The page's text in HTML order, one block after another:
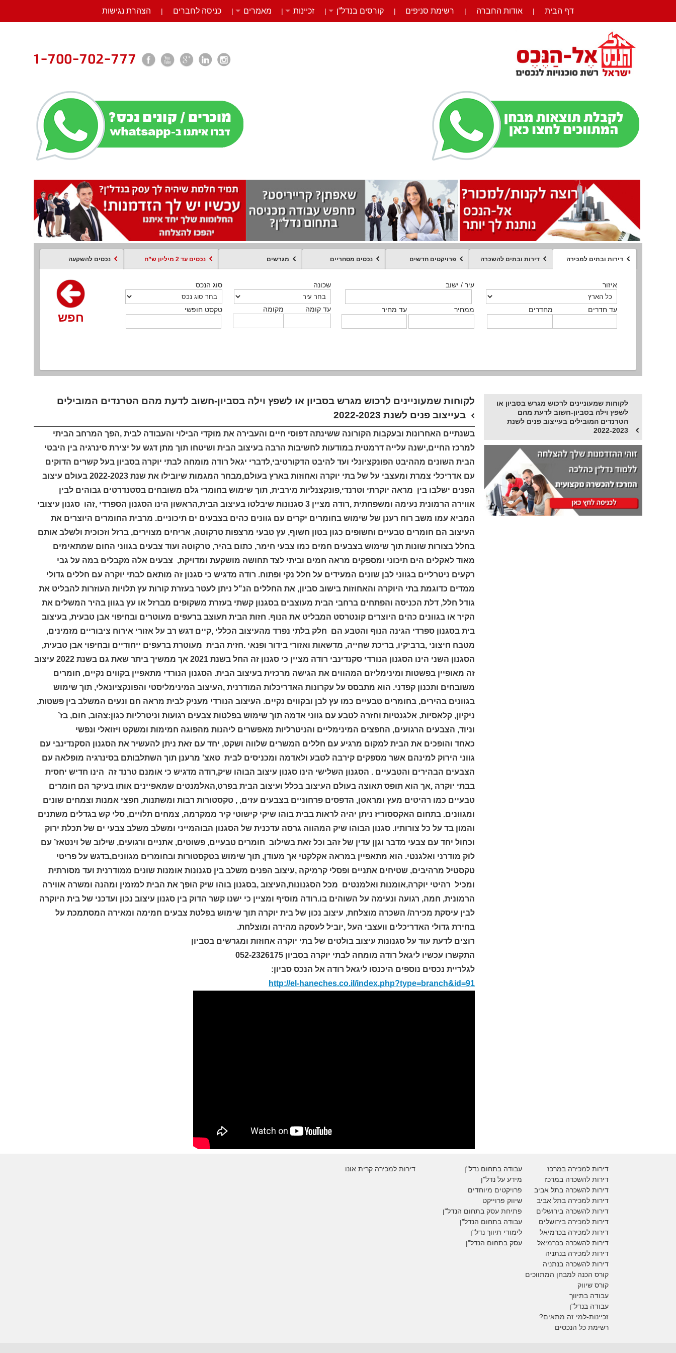
דף הבית | אודות החברה | רשימת סניפים | קורסים בנדל”ן | זכיינות | מאמרים | כניסה לחברים | הצהרת נגישות
דירות ובתים למכירה דירות ובתים להשכרה פרויקטים חדשים נכסים מסחריים מגרשים נכסים עד 2 מיליון ש”ח נכסים להשקעה
איזור
מחדרים עד חדרים
עיר / ישוב
ממחיר עד מחיר
שכונה
מקומה עד קומה
סוג הנכס
טקסט חופשי
חפש
איזור
מחדרים עד חדרים
עיר / ישוב
ממחיר עד מחיר
שכונה
מקומה עד קומה
סוג הנכס
טקסט חופשי
חפש
איזור
מחדרים עד חדרים
עיר / ישוב
ממחיר עד מחיר
שכונה
מקומה עד קומה
סוג הנכס
טקסט חופשי
חפש
איזור
סוג הנכס
עיר / ישוב
ממחיר עד מחיר
שכונה
מקומה עד קומה
סוג עסקה
טקסט חופשי
חפש
סוג הנכס ממחיר מקומה
חפש
איזור
מחדרים עד חדרים
עיר / ישוב
מקומה עד קומה
שכונה
טקסט חופשי
סוג הנכס
חפש
איזור
סוג הנכס
עיר / ישוב
ממחיר עד מחיר
שכונה
מקומה עד קומה
טקסט חופשי
חפש
לקוחות שמעוניינים לרכוש מגרש בסביון או לשפץ וילה בסביון-חשוב לדעת מהם הטרנדים המובילים
בעייצוב פנים לשנת 2022-2023
בשנתיים האחרונות ובעקבות הקורונה ששינתה דפוסי חיים והעבירה את מוקדי הבילוי והעבודה לבית ,הפך המרחב הביתי
למרכז החיים,ישנה עלייה דרמטית במודעות לחשיבות הרבה בעיצוב הבית ושיטחו תוך מתן דגש על יצירת סינרגיה בין היבטי
הבית השונים מההיבט הפונקציונלי ועד להיבט הדקורטיבי,לדברי יגאל רודה מומחה לבתי יוקרה בסביון בעל קשרים הדוקים
עם אדריכלי צמרת ומעצבי על של בתי יוקרה ואחוזות בארץ בעולם,מבחר המגמות שיובילו את שנת 2022-2023 בעולם עיצוב
הפנים ישלבו בין מראה יוקרתי וטרנדי,פונקצנליות מירבית, תוך שימוש בחומרי גלם משובחים בסטנדרטים גבוהים לבין
אווירה הרמונית נעימה ומשפחתית ,רודה מציין 3 סגנונות שיבלטו בעיצוב הבית,הראשון הינו
הסגנון הספרדי ,זהו סגנון עיצובי
המביא עמו משב רוח רענן של שימוש בחומרים יקרים עם גוונים כהים בצבעים ים תיכוניים. מרבית החומרים היוצרים את
העיצוב הם חומרים טבעיים וחשופים כגון בטון חשוף, עץ טבעי מרצפות טרקוטה, אריחים מצוירים, ברזל וזכוכית ולשלב אותם
בחלל בצורות שונות תוך שימוש בצבעים חמים כמו צבעי חימר, כתום בהיר, טרקוטה ועוד צבעים בגווני החום שמתאימים
מאוד לאקלים הים תיכוני ומספקים מראה חמים וביתי לצד תחושה מושקעת ומדויקת, צבעים אלה מקבלים במה על גבי
רקעים ניטרליים בגווני לבן שונים המעידים על חלל נקי ופתוח. רודה מדגיש כי סגנון זה מותאם לבתי יוקרה עם חללים גדולי
ממדים כדוגמת בתי היוקרה והאחוזות בישוב סביון, את החללים הנ"לניתן לעטר בעזרת קורות עץ תלויות העוזרות להבליט את
גודל חלל, דלת הכניסה והפתחים ברחבי הבית מעוצבים בסגנון קשתי בעזרת משקופים מברזל או עץ בגוון בהיר המשלים את
הקיר או בגוונים כהים היוצרים קונטרסט המבליט את הנוף. חזות הבית תעוצב ברעפים מעוטרים ובחיפוי אבן טבעית, בעיצוב
בית בסגנון ספרדי הגינה הנוף והטבע הם חלק בלתי נפרד מהעיצוב הכללי ,קיים דגש רב על אזורי אירוח ציבוריים מזמינים,
מטבח חיצוני ,ברביקיו, בריכת שחייה, מדשאות ואזורי בידור ופנאי .חזית הבית מעוטרת ברעפים ייחודיים ובחיפוי אבן טבעית,
הסגנון השני הינו הסגנון הנורדי
סקנדינבי רודה מציין כי סגנון זה החל בשנת 2021 אך ממשיך ביתר שאת גם בשנת 2022 עיצוב
זה מאופיין בפשטות ומינימליזם המהווים את הגישה מרכזית בעיצוב הבית. הסגנון הנורדי מתאפיין בקווים נקיים, חומרים
משובחים ותכנון קפדני. הוא מתבסס על עקרונות האדריכלות המודרנית ,העיצוב המינימליסטי והפונקציונאלי, תוך שימוש
בגוונים בהירים, בחומרים טבעיים כמו עץ לבן ובקווים נקיים. העיצוב הנורדי מעניק לבית מראה חם ונעים המשלב בין פשטות,
ניקיון, קלאסיות, אלגנטיות וחזרה לטבע עם גווני אדמה תוך שימוש בפלטות צבעים רגועות וניטרליותכגון:צהוב, חום, בז’
וניוד, הצבעים הרגועים, החפצים המינימליים והניטרליות מאפשרים ליהנות מהפוגה חמימות ומשקט ויזואלי ונפשי
כאחדוהופכים את הבית למקום מרגיע עם חללים המשרים שלווה ושקט, יחד עם זאת ניתן להעשיר את הסגנון הסקנדינבי עם
גווני הירוק למינהם אשר מספקים קירבה לטבע ולאדמה ומכניסים לבית טאצ' מרענן תוך השתלבותם בסינרגיה מופלאה עם
הצבעים הבהירים והטבעיים . הסגנון השלישי הינו סגנון עיצוב הבוהו שיק,רודה מדגיש כי אומנם טרנד זה הינו חדיש יחסית
בבתי יוקרה ,אך הוא תופס תאוצה בעולם העיצוב בכלל ועיצוב הבית בפרט,האלמנטים שמאפיינים אותו בעיקר הם חומרים
טבעיים כמו רהיטים מעץ ומראטן, הדפסים פרחוניים בצבעים עזים, , טקסטורות רבות ומשתנות, חפצי אמנות וצמחים שונים
ומגוונים. בתחום האקססוריז ניתן יהיה לראות בבית בוהו שיקי קישוטי קיר ממקרמה, צמחים תלויים, סלי קש בגדלים משתנים
והמון בד על כל צורותיו. סגנון הבוהו שיק המהווה גרסה עדכנית של הסגנון הבוהמייני ומשלב משלב צבעי ים של תכלת ירוק
וכחול יחד עם צבעי מדבר וגןן עדין של זהב וכל זאת בשילוב חומרים טבעיים, פשוטים, אתניים ורגועים, שילוב של וינטאז’ עם
לוק מודרני ואלגנטי. הוא מתאפיין במראה אקלקטי אך מעודן, תוך שימוש בטקסטורות ובחומרים מגוונים,בדגש על פריטי
טקסטיל מרהיבים, שטיחים אתניים ופסלי קרמיקה ,עיצוב הפנים משלב בין סגנונות אומנות שונים ממודרנית ועד מסורתית
ומכיל רהיטי יוקרה,אומנות ואלמנטים מכל הסגנונות,העיצוב ,בסגנון בוהו שיק הופך את הבית למזמין ומהנה ומשרה אווירה
הרמונית, חמה, רגועה ונעימה על השוהים בו.רודה מוסיף ומציין כי ישנו קשר הדוק בין סגנון עיצוב נכון ועדכני של בית היוקרה
לבין עיסקת מכירה/ השכרה מוצלחת, עיצוב נכון של בית יוקרה תוך שימוש בפלטת צבעים חמימה ומאירה המסתמכת על
בחירת גדולי האדריכלים וועצבי העל ,יוביל לעסקה מהירה ומוצלחת.
רוצים לדעת עוד על סגנונות עיצוב בולטים של בתי יוקרה אחוזות ומגרשים בסביון
התקשרו עכשיו ליגאל רודה מומחה לבתי יוקרה בסביון 052-2326175
לגלריית נכסים נוספים היכנסו ליגאל רודה אל הנכס סביון:
http://el-haneches.co.il/index.php?type=branch&id=91
לקוחות שמעוניינים לרכוש מגרש בסביון או
לשפץ וילה בסביון-חשוב לדעת מהם
הטרנדים המובילים בעייצוב פנים לשנת
2022-2023
דירות למכירה קרית אונו
דירות למכירה במרכז
דירות להשכרה במרכז
דירות להשכרה בתל אביב
דירות למכירה בתל אביב
דירות להשכרה בירושלים
דירות למכירה בירושלים
דירות למכירהבכרמיאל
דירות להשכרהבכרמיאל
דירות למכירה בנתניה
דירות להשכרה בנתניה
קורס הכנה למבחן המתווכים
קורס שיווק
עבודה בתיווך
עבודה בנדל"ן
זכיינות-למי זה מתאים?
עבודה בתחום נדל"ן
מידע על נדל"ן
פרויקטים מיוחדים
שיווק פרוייקט
פתיחת עסק בתחום הנדל"ן
עבודה בתחום הנדל"ן
לימודי תיווך נדל"ן
עסק בתחום הנדל"ן
רשימת כל הנכסים